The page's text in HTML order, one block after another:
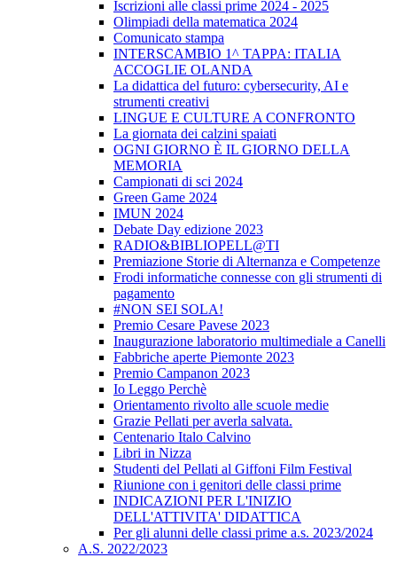
Iscrizioni alle classi prime 2024 - 2025
Olimpiadi della matematica 2024
Comunicato stampa
INTERSCAMBIO 1^ TAPPA: ITALIA
ACCOGLIE OLANDA
La didattica del futuro: cybersecurity, AI e
strumenti creativi
LINGUE E CULTURE A CONFRONTO
La giornata dei calzini spaiati
OGNI GIORNO È IL GIORNO DELLA
MEMORIA
Campionati di sci 2024
Green Game 2024
IMUN 2024
Debate Day edizione 2023
RADIO&BIBLIOPELL@TI
Premiazione Storie di Alternanza e Competenze
Frodi informatiche connesse con gli strumenti di
pagamento
#NON SEI SOLA!
Premio Cesare Pavese 2023
Inaugurazione laboratorio multimediale a Canelli
Fabbriche aperte Piemonte 2023
Premio Campanon 2023
Io Leggo Perchè
Orientamento rivolto alle scuole medie
Grazie Pellati per averla salvata.
Centenario Italo Calvino
Libri in Nizza
Studenti del Pellati al Giffoni Film Festival
Riunione con i genitori delle classi prime
INDICAZIONI PER L'INIZIO
DELL'ATTIVITA' DIDATTICA
Per gli alunni delle classi prime a.s. 2023/2024
A.S. 2022/2023